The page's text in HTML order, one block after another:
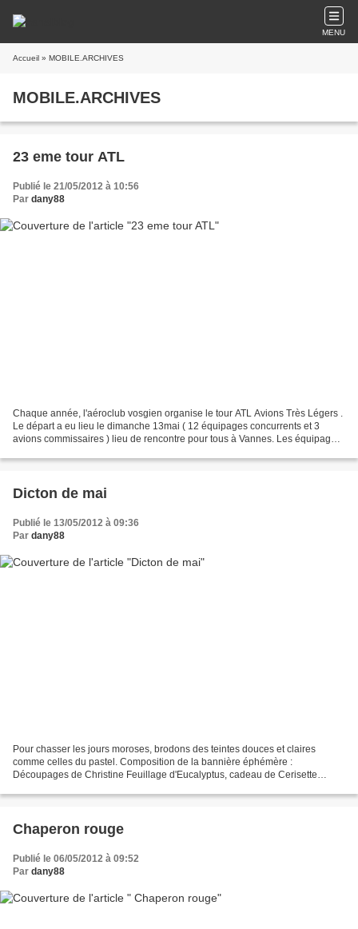
MENU
Accueil » MOBILE.ARCHIVES
MOBILE.ARCHIVES
23 eme tour ATL
Publié le 21/05/2012 à 10:56
Par dany88
Chaque année, l'aéroclub vosgien organise le tour ATL Avions Très Légers .
Le départ a eu lieu le dimanche 13mai ( 12 équipages concurrents et 3
avions commissaires ) lieu de rencontre pour tous à Vannes. Les équipages
Dicton de mai
Publié le 13/05/2012 à 09:36
Par dany88
Pour chasser les jours moroses, brodons des teintes douces et claires
comme celles du pastel. Composition de la bannière éphémère :
Découpages de Christine Feuillage d'Eucalyptus, cadeau de Cerisette
Chaperon rouge
Publié le 06/05/2012 à 09:52
Par dany88